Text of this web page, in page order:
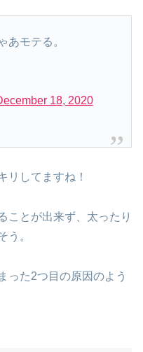
あモテる。
18, 2020
リしてますね！
ことが出来ず、太ったり
う。
った2つ目の原因のよう